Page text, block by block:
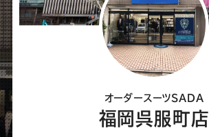
て
く
だ
い
オーダースーツSADA
福岡呉服町店